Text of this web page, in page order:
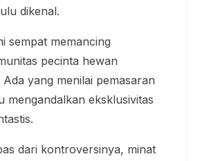
dikenal.
sempat memancing
pecinta hewan
yang menilai pemasaran
mengandalkan eksklusivitas
dari kontroversinya, minat